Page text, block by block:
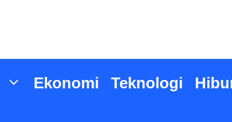
Ekonomi Teknologi